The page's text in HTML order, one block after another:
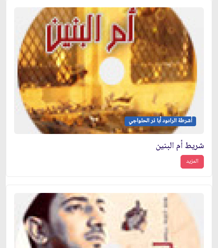
أشرطة الرادود أبا ذر الحلواجي
شريط أم البنين
المزيد